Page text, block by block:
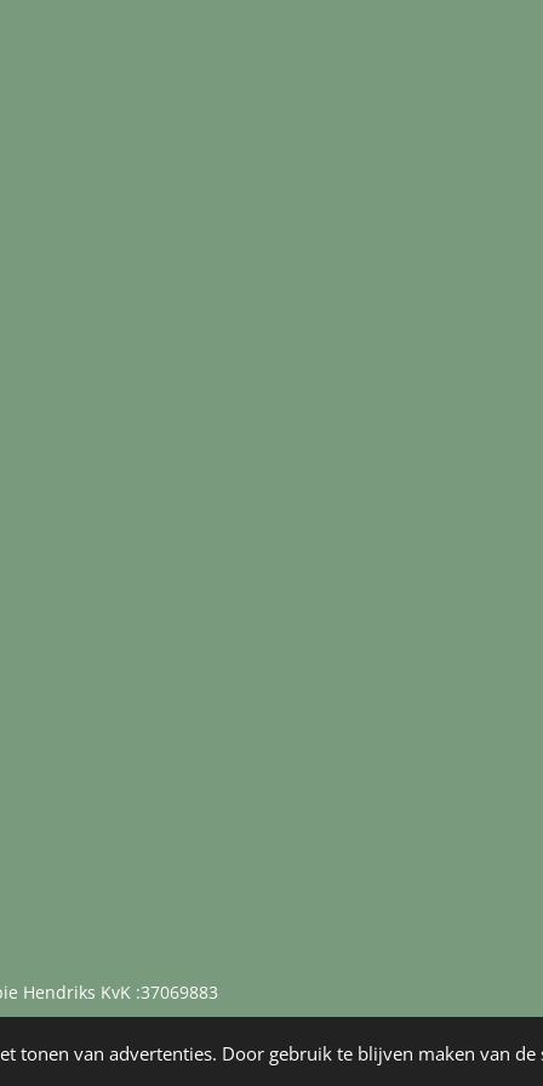
tonen van advertenties. Door gebruik te blijven maken van
Hendriks KvK :37069883